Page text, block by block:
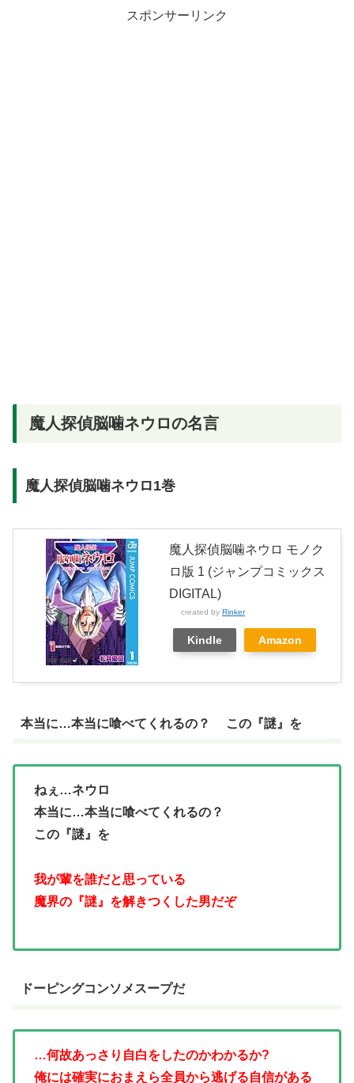
スポンサーリンク
魔人探偵脳噛ネウロの名言
魔人探偵脳噛ネウロ1巻
魔人探偵脳噛ネウロ モノク
ロ版 1 (ジャンプコミックス
DIGITAL)
created by Rinker
Kindle Amazon
本当に…本当に喰べてくれるの？ この『謎』を
ねぇ…ネウロ
本当に…本当に喰べてくれるの？
この『謎』を
我が輩を誰だと思っている
魔界の『謎』を解きつくした男だぞ
ドーピングコンソメスープだ
…何故あっさり自白をしたのかわかるか?
俺には確実におまえら全員から逃げる自信がある